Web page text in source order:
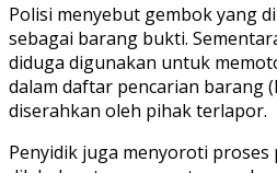
Polisi menyebut gembok yang
sebagai barang bukti.
diduga digunakan untuk
dalam daftar pencarian barang
diserahkan oleh pihak terlapor.
Penyidik juga menyoroti